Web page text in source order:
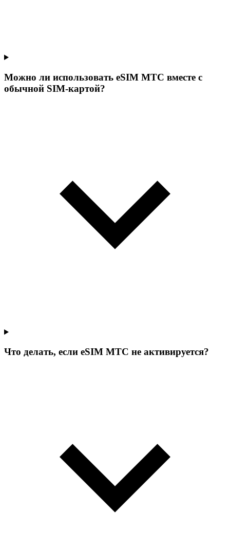
Можно ли использовать eSIM МТС вместе с
обычной SIM-картой?
Что делать, если eSIM МТС не активируется?